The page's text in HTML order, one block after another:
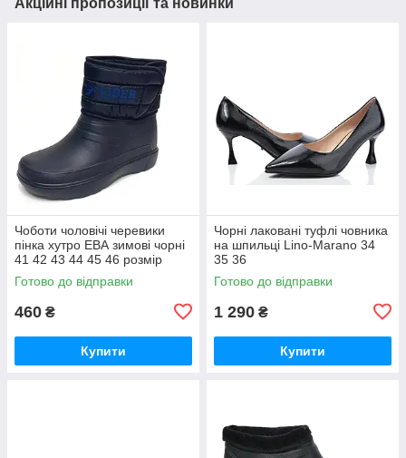
Чоботи чоловічі черевики
пінка хутро ЕВА зимові чорні
41 42 43 44 45 46 розмір
Готово до відправки
460 ₴
Купити
Чорні лаковані туфлі човника
на шпильці Lino-Marano 34
35 36
Готово до відправки
1 290 ₴
Купити